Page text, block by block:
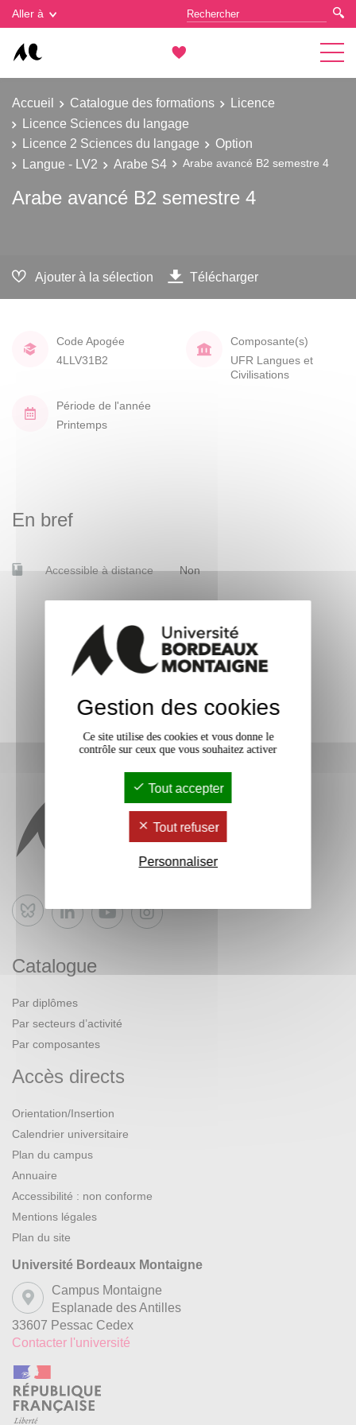
Aller à
Accueil Catalogue des formations
Licence
Licence Sciences du langage
Licence 2 Sciences du langage
Option
Langue - LV2
Arabe S4 Arabe avancé B2 semestre 4
Arabe avancé B2 semestre 4
Ajouter à la sélection Télécharger
Code Apogée
4LLV31B2
Composante(s)
UFR Langues et
Civilisations
Période de l'année
Printemps
En bref
Accessible à distance Non
Bluesky
Catalogue
Par diplômes
Par secteurs d’activité
Par composantes
Accès directs
Orientation/Insertion
Calendrier universitaire
Plan du campus
Annuaire
Accessibilité : non conforme
Mentions légales
Plan du site
Université Bordeaux Montaigne
Campus Montaigne
Esplanade des Antilles
33607 Pessac Cedex
Contacter l'université
Gestion des cookies
Gestion des cookies
Ce site utilise des cookies et vous donne le
contrôle sur ceux que vous souhaitez activer
Tout accepter
Tout refuser
Personnaliser